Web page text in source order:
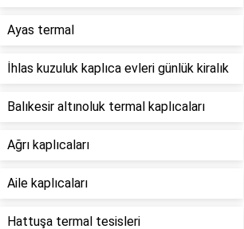
Ayas termal
İhlas kuzuluk kaplıca evleri günlük kiralık
Balıkesir altınoluk termal kaplıcaları
Ağrı kaplıcaları
Aile kaplıcaları
Hattuşa termal tesisleri